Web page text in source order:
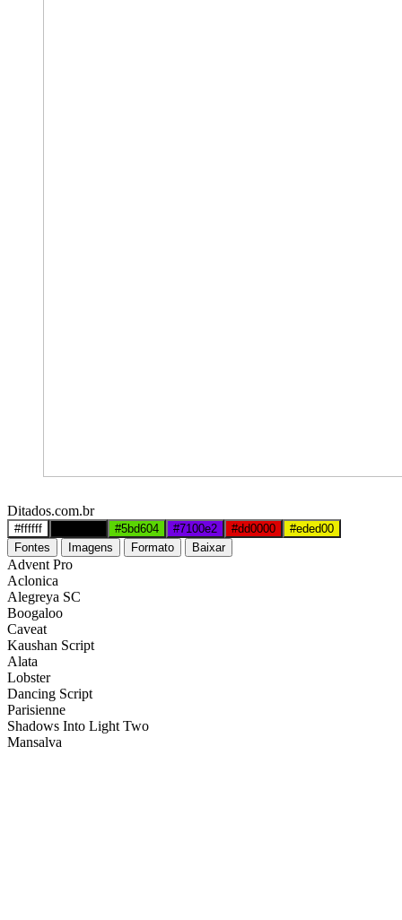
Ditados.com.br
#ffffff #5bd604 #7100e2 #dd0000
#eded00
Fontes
Imagens Formato Baixar
Advent Pro
Aclonica
Alegreya SC
Boogaloo
Caveat
Kaushan Script
Alata
Lobster
Dancing Script
Parisienne
Shadows Into Light Two
Mansalva